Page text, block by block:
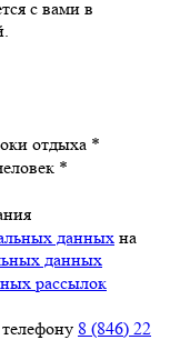
с вами в
отдыха *
*
данных на
данных
рассылок
8 (846) 22